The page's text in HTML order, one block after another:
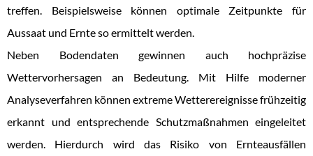
treffen. Beispielsweise können optimale Zeitpunkte für
Aussaat und Ernte so ermittelt werden.
Neben Bodendaten gewinnen auch hochpräzise
Wettervorhersagen an Bedeutung. Mit Hilfe moderner
Analyseverfahren können extreme Wetterereignisse frühzeitig
erkannt und entsprechende Schutzmaßnahmen eingeleitet
werden. Hierdurch wird das Risiko von Ernteausfällen